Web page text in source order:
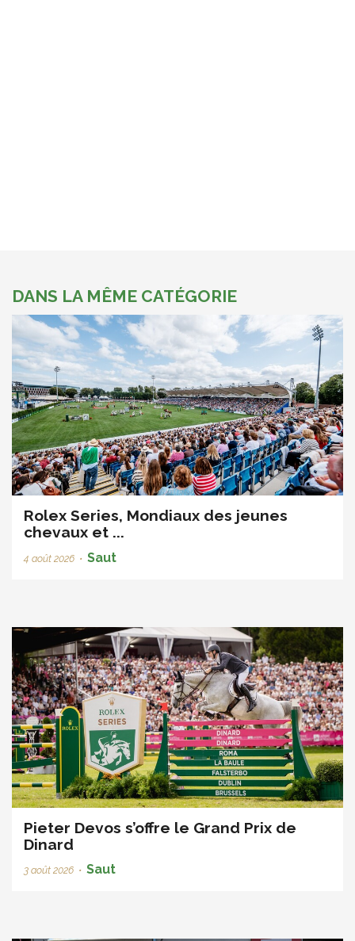
DANS LA MÊME CATÉGORIE
Rolex Series, Mondiaux des jeunes
chevaux et ...
4 août 2026 • Saut
Pieter Devos s’offre le Grand Prix de
Dinard
3 août 2026 • Saut